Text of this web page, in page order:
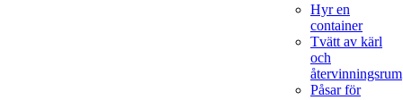
Hyr en
container
Tvätt av kärl
och
återvinningsrum
Påsar för